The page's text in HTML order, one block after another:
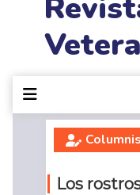
Vetera
Los